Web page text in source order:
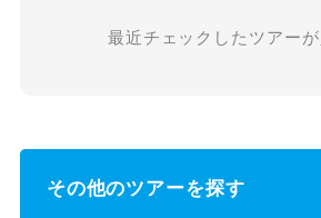
最近チェックしたツアー
その他のツアーを探す